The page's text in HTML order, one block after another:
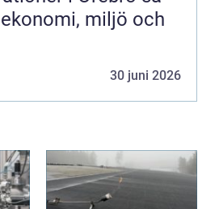
miljö och
30 juni 2026